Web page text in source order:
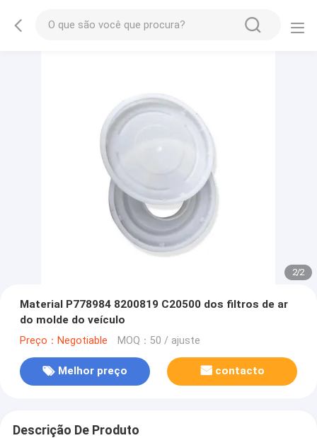
2/2
Material P778984 8200819 C20500 dos filtros de ar
do molde do veículo
Preço：Negotiable MOQ：50 / ajuste
Melhor preço contacto
Descrição De Produto